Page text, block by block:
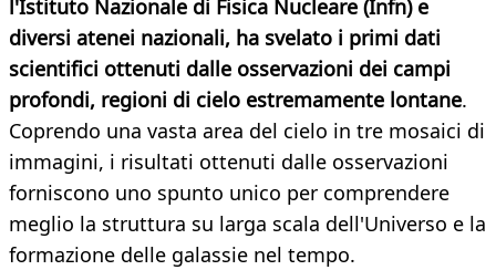
l'Istituto Nazionale di Fisica Nucleare (Infn) e
diversi atenei nazionali, ha svelato i primi dati
scientifici ottenuti dalle osservazioni dei campi
profondi, regioni di cielo estremamente lontane.
Coprendo una vasta area del cielo in tre mosaici di
immagini, i risultati ottenuti dalle osservazioni
forniscono uno spunto unico per comprendere
meglio la struttura su larga scala dell'Universo e la
formazione delle galassie nel tempo.